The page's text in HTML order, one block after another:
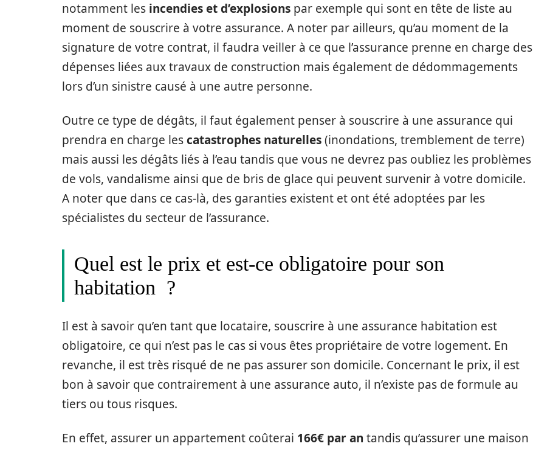
notamment les incendies et d’explosions par exemple qui sont en tête de liste au
moment de souscrire à votre assurance. A noter par ailleurs, qu’au moment de la
signature de votre contrat, il faudra veiller à ce que l’assurance prenne en charge des
dépenses liées aux travaux de construction mais également de dédommagements
lors d’un sinistre causé à une autre personne.
Outre ce type de dégâts, il faut également penser à souscrire à une assurance qui
prendra en charge lescatastrophes naturelles(inondations, tremblement de terre)
mais aussi les dégâts liés à l’eau tandis que vous ne devrez pas oubliez les problèmes
de vols, vandalisme ainsi que de bris de glace qui peuvent survenir à votre domicile.
A noter que dans ce cas-là, des garanties existent et ont été adoptées par les
spécialistes du secteur de l’assurance.
Quel est le prix et est-ce obligatoire pour son
habitation ?
Il est à savoir qu’en tant que locataire, souscrire à une assurance habitation est
obligatoire, ce qui n’est pas le cas si vous êtes propriétaire de votre logement. En
revanche, il est très risqué de ne pas assurer son domicile. Concernant le prix, il est
bon à savoir que contrairement à une assurance auto, il n’existe pas de formule au
tiers ou tous risques.
En effet, assurer un appartement coûterai 166€ par an tandis qu’assurer une maison